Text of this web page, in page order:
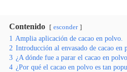
Contenido esconder
1 Amplia aplicación de cacao en polvo.
2 Introducción al envasado de cacao en
3 ¿A dónde fue a parar el cacao en
4 ¿Por qué el cacao en polvo es tan